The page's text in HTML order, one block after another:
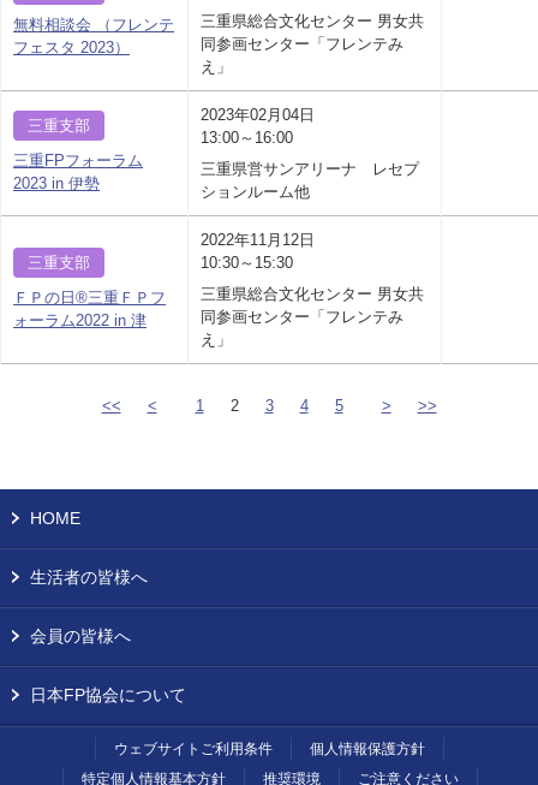
無料相談会 （フレンテ
フェスタ 2023）
三重県総合文化センター 男女共
同参画センター「フレンテみ
え」
三重支部
三重FPフォーラム
2023 in 伊勢
2023年02月04日
13:00～16:00
三重県営サンアリーナ レセプ
ションルーム他
三重支部
ＦＰの日®三重ＦＰフ
ォーラム2022 in 津
2022年11月12日
10:30～15:30
三重県総合文化センター 男女共
同参画センター「フレンテみ
え」
<< < 1 2 3 4 5 > >>
HOME
生活者の皆様へ
会員の皆様へ
日本FP協会について
ウェブサイトご利用条件
個人情報保護方針
特定個人情報基本方針
推奨環境 ご注意ください